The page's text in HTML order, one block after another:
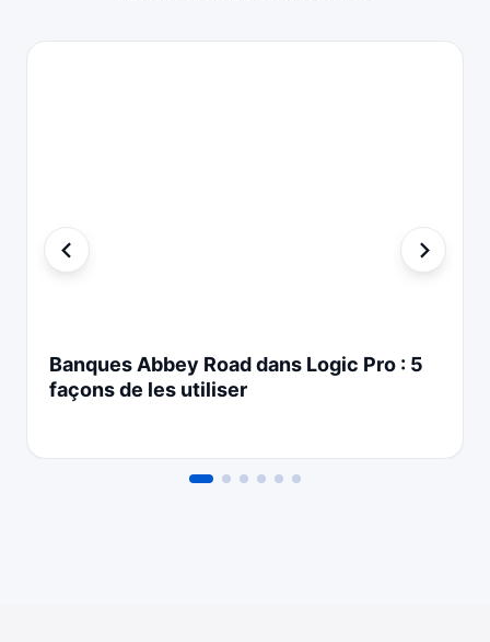
Banques Abbey Road dans Logic Pro : 5
façons de les utiliser